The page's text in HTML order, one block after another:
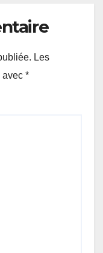
Les
avec *